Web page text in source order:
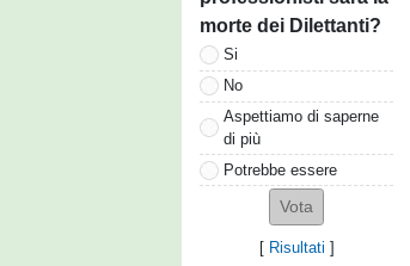
morte dei Dilettanti?
Si
No
Aspettiamo di saperne
di più
Potrebbe essere
[ Risultati ]